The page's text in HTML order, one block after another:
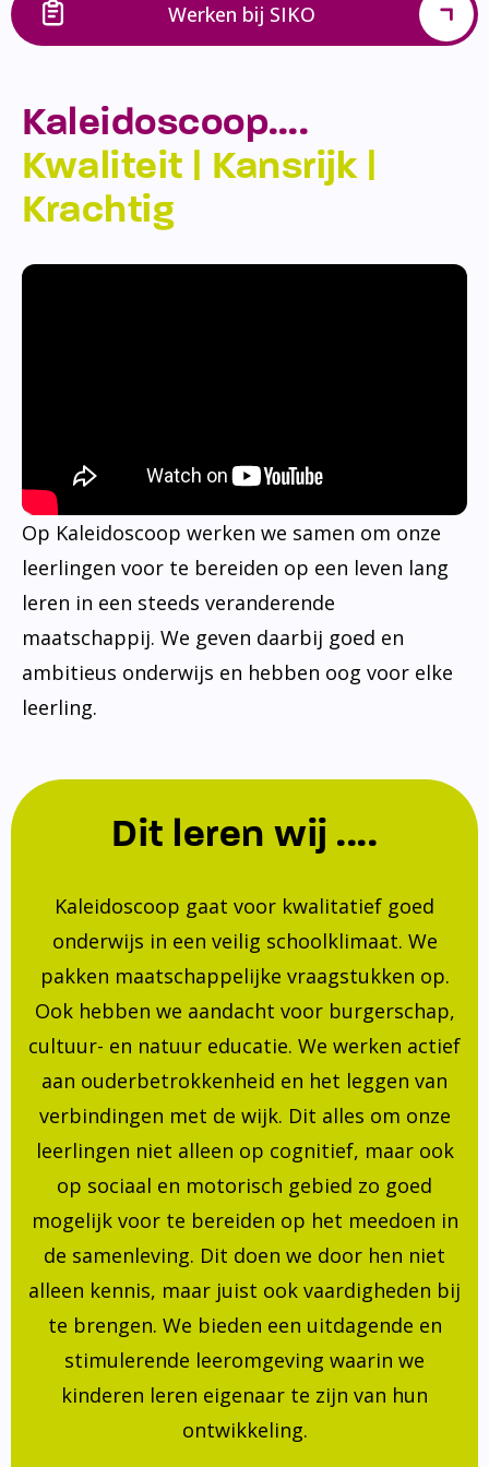
Werken bij SIKO
Kaleidoscoop….
Kwaliteit | Kansrijk |
Krachtig
Op Kaleidoscoop werken we samen om onze
leerlingen voor te bereiden op een leven lang
leren in een steeds veranderende
maatschappij. We geven daarbij goed en
ambitieus onderwijs en hebben oog voor elke
leerling.
Dit leren wij ....
Kaleidoscoop gaat voor kwalitatief goed
onderwijs in een veilig schoolklimaat. We
pakken maatschappelijke vraagstukken op.
Ook hebben we aandacht voor burgerschap,
cultuur- en natuur educatie. We werken actief
aan ouderbetrokkenheid en het leggen van
verbindingen met de wijk. Dit alles om onze
leerlingen niet alleen op cognitief, maar ook
op sociaal en motorisch gebied zo goed
mogelijk voor te bereiden op het meedoen in
de samenleving. Dit doen we door hen niet
alleen kennis, maar juist ook vaardigheden bij
te brengen. We bieden een uitdagende en
stimulerende leeromgeving waarin we
kinderen leren eigenaar te zijn van hun
ontwikkeling.